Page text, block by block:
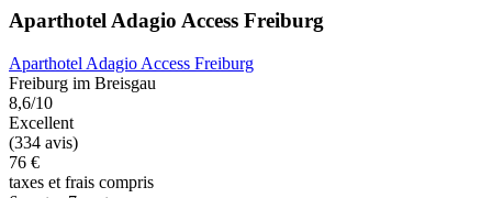
Aparthotel Adagio Access Freiburg
Aparthotel Adagio Access Freiburg
Freiburg im Breisgau
8,6/10
Excellent
(334 avis)
76 €
taxes et frais compris